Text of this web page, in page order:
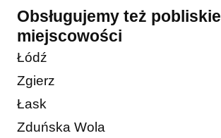
Obsługujemy też pobliskie
miejscowości
Łódź
Zgierz
Łask
Zduńska Wola